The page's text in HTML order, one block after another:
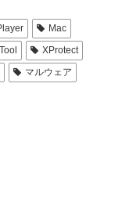
Mac
XProtect
マルウェア